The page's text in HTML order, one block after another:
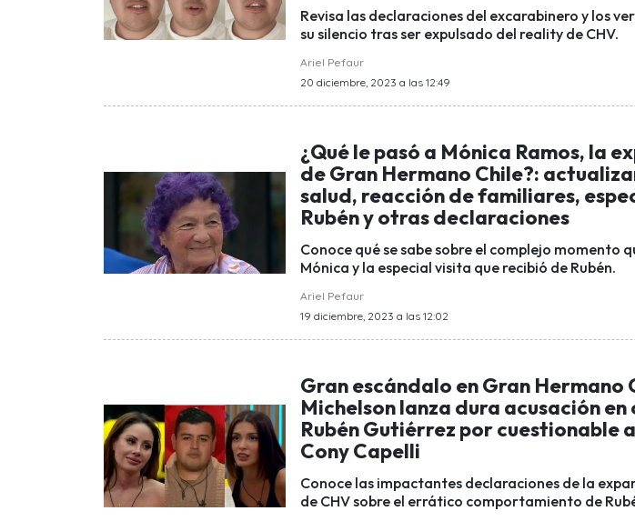
Revisa las declaraciones del excarabinero y los
su silencio tras ser expulsado del reality de CHV.
Ariel Pefaur
20 diciembre, 2023 a las 12:49
¿Qué le pasó a Mónica Ramos, la
de Gran Hermano Chile?:
salud, reacción de familiares,
Rubén y otras declaraciones
Conoce qué se sabe sobre el complejo momento
Mónica y la especial visita que recibió de Rubén.
Ariel Pefaur
19 diciembre, 2023 a las 12:02
Gran escándalo en Gran Hermano
Michelson lanza dura acusación
Rubén Gutiérrez por cuestionable
Cony Capelli
Conoce las impactantes declaraciones de la
de CHV sobre el errático comportamiento de